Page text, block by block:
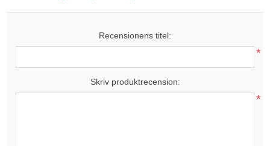
Recensionens titel:
*
Skriv produktrecension:
*